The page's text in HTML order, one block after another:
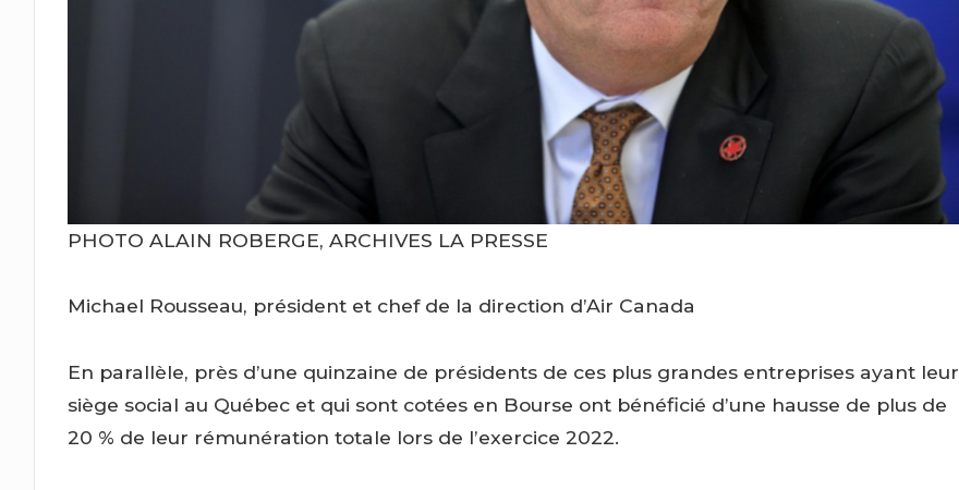
PHOTO ALAIN ROBERGE, ARCHIVES LA PRESSE
Michael Rousseau, président et chef de la direction d’Air Canada
En parallèle, près d’une quinzaine de présidents de ces plus grandes entreprises ayant leur
siège social au Québec et qui sont cotées en Bourse ont bénéficié d’une hausse de plus de
20 % de leur rémunération totale lors de l’exercice 2022.